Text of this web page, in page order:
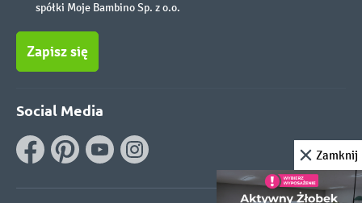
spółki Moje Bambino Sp. z o.o.
Zapisz się
Social Media
Zamknij